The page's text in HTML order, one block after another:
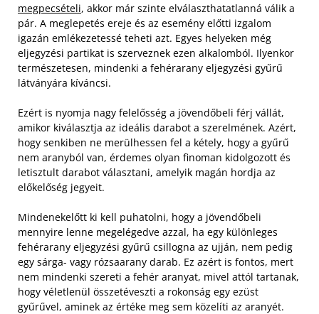
megpecsételi, akkor már szinte elválaszthatatlanná válik a
pár. A meglepetés ereje és az esemény előtti izgalom
igazán emlékezetessé teheti azt. Egyes helyeken még
eljegyzési partikat is szerveznek ezen alkalomból. Ilyenkor
természetesen, mindenki a fehérarany eljegyzési gyűrű
látványára kíváncsi.
Ezért is nyomja nagy felelősség a jövendőbeli férj vállát,
amikor kiválasztja az ideális darabot a szerelmének. Azért,
hogy senkiben ne merülhessen fel a kétely, hogy a gyűrű
nem aranyból van, érdemes olyan finoman kidolgozott és
letisztult darabot választani, amelyik magán hordja az
előkelőség jegyeit.
Mindenekelőtt ki kell puhatolni, hogy a jövendőbeli
mennyire lenne megelégedve azzal, ha egy különleges
fehérarany eljegyzési gyűrű csillogna az ujján, nem pedig
egy sárga- vagy rózsaarany darab. Ez azért is fontos, mert
nem mindenki szereti a fehér aranyat, mivel attól tartanak,
hogy véletlenül összetéveszti a rokonság egy ezüst
gyűrűvel, aminek az értéke meg sem közelíti az aranyét.